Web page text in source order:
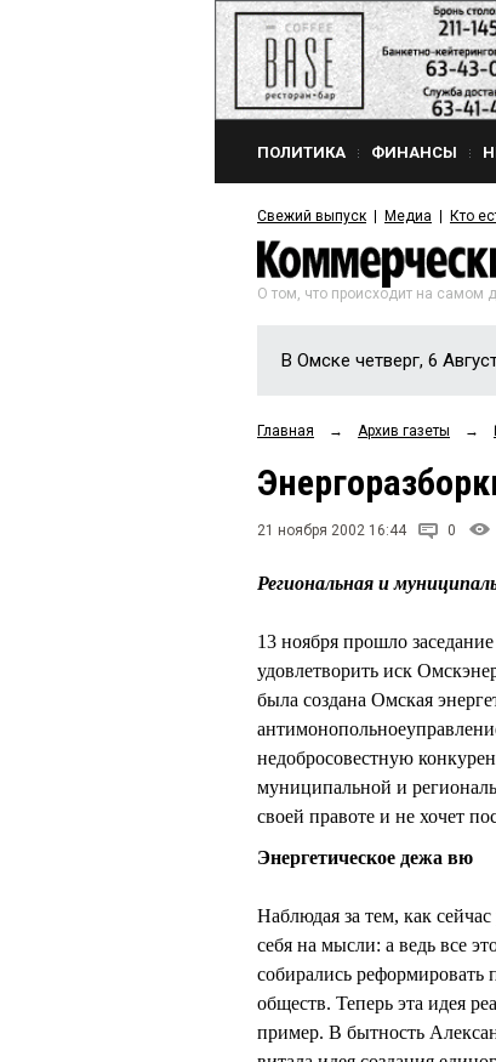
ПОЛИТИКА ФИНАНСЫ
Свежий выпуск Медиа Кто
О том, что происходит на самом
В Омске четверг, 6
Главная → Архив газеты →
21 ноября 2002 16:44 0
Региональная и
13 ноября прошло
удовлетворить иск
была создана Омская
недобросовестную
муниципальной и
своей правоте и не хочет
Энергетическое дежа вю
Наблюдая за тем, как
себя на мысли: а ведь все
собирались
обществ. Теперь эта идея
пример. В бытность